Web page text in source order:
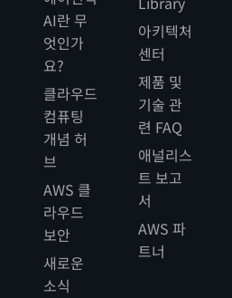
AI란 무
엇인가
요?
클라우드
컴퓨팅
개념 허
브
AWS 클
라우드
보안
새로운
소식
아키텍처
센터
제품 및
기술 관
련 FAQ
애널리스
트 보고
서
AWS 파
트너